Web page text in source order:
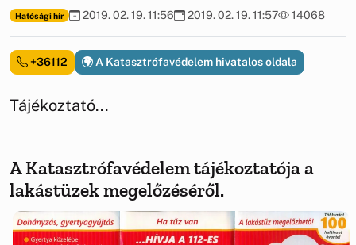
Hatósági hír 2019. 02. 19. 11:56 2019. 02. 19. 11:57 14068
+36112 A Katasztrófavédelem hivatalos oldala
Tájékoztató...
A Katasztrófavédelem tájékoztatója a
lakástüzek megelőzéséről.